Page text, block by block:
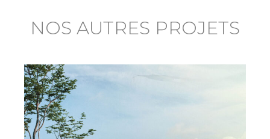
NOS AUTRES PROJETS